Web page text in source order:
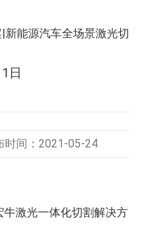
新能源汽车全场景激光切
日
时间：2021-05-24
激光一体化切割解决方